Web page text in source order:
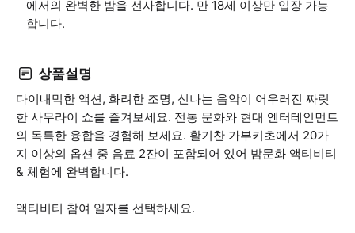
에서의 완벽한 밤을 선사합니다. 만 18세 이상만 입장 가능
합니다.
상품설명
다이내믹한 액션, 화려한 조명, 신나는 음악이 어우러진 짜릿
한 사무라이 쇼를 즐겨보세요. 전통 문화와 현대 엔터테인먼트
의 독특한 융합을 경험해 보세요. 활기찬 가부키초에서 20가
지 이상의 옵션 중 음료 2잔이 포함되어 있어 밤문화 액티비티
& 체험에 완벽합니다.
액티비티 참여 일자를 선택하세요.